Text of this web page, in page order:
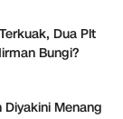
Dua Plt
Bungi?
Menang